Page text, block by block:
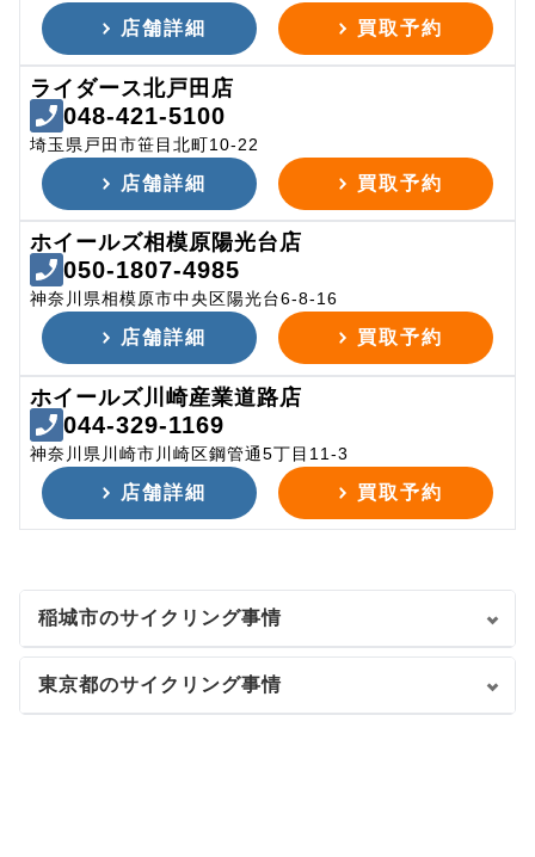
店舗詳細 買取予約
ライダース北戸田店
048-421-5100
埼玉県戸田市笹目北町10-22
店舗詳細 買取予約
ホイールズ相模原陽光台店
050-1807-4985
神奈川県相模原市中央区陽光台6-8-16
店舗詳細 買取予約
ホイールズ川崎産業道路店
044-329-1169
神奈川県川崎市川崎区鋼管通5丁目11-3
店舗詳細 買取予約
稲城市のサイクリング事情
東京都のサイクリング事情